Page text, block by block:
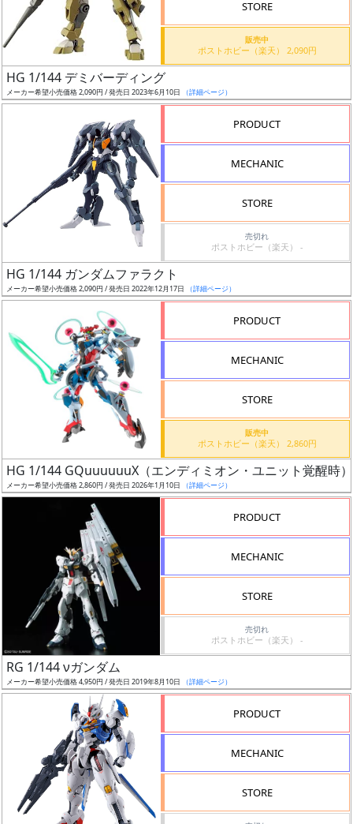
ー
ル
シ
ー
ズ・
タ
ト
売
切
抽
選
中
STORE
販売中
ポストホビー（楽天） 2,090円
HG 1/144 デミバーディング
メーカー希望小売価格 2,090円 / 発売日 2023年6月10日 （詳細ページ）
PRODUCT
MECHANIC
STORE
売切れ
ポストホビー（楽天） -
HG 1/144 ガンダムファラクト
メーカー希望小売価格 2,090円 / 発売日 2022年12月17日 （詳細ページ）
PRODUCT
MECHANIC
STORE
販売中
ポストホビー（楽天） 2,860円
HG 1/144 GQuuuuuuX（エンディミオン・ユニット覚醒時）
メーカー希望小売価格 2,860円 / 発売日 2026年1月10日 （詳細ページ）
PRODUCT
MECHANIC
STORE
売切れ
ポストホビー（楽天） -
RG 1/144 νガンダム
メーカー希望小売価格 4,950円 / 発売日 2019年8月10日 （詳細ページ）
PRODUCT
MECHANIC
STORE